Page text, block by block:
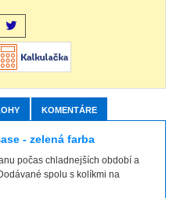
KOMENTÁRE
- zelená farba
počas chladnejších období a
spolu s kolíkmi na